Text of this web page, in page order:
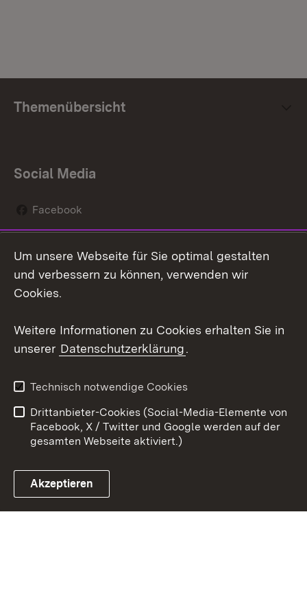
Themenübersicht
Social Media
Facebook
Social Wall
Youtube
Link zum Landesportal
Kontakt
Datenschutz
Barrierefreiheit
Impressum Cookies
Um unsere Webseite für Sie optimal gestalten
und verbessern zu können, verwenden wir
Cookies.
Weitere Informationen zu Cookies erhalten Sie in
unserer Datenschutzerklärung.
Technisch notwendige Cookies
Drittanbieter-Cookies (Social-Media-Elemente von
Facebook, X / Twitter und Google werden auf der
gesamten Webseite aktiviert.)
Akzeptieren